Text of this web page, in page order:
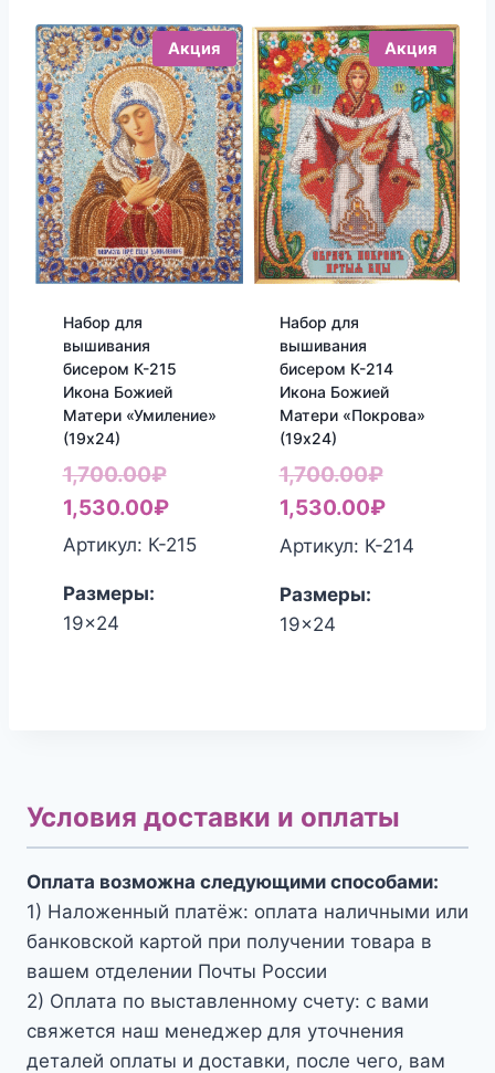
Акция
Набор для
вышивания
бисером К-215
Икона Божией
Матери «Умиление»
(19х24)
1,700.00₽Первоначальная
цена
составляла
1,530.00₽Текущая
цена:
Артикул: К-215
Размеры:
19x24
Акция
Набор для
вышивания
бисером К-214
Икона Божией
Матери «Покрова»
(19х24)
1,700.00₽
цена
1,530.00₽Текущая
цена:
Артикул: К-214
Размеры:
19x24
Условия доставки и оплаты
Оплата возможна следующими способами:
1) Наложенный платёж: оплата наличными или
банковской картой при получении товара в
вашем отделении Почты России
2) Оплата по выставленному счету: с вами
свяжется наш менеджер для уточнения
деталей оплаты и доставки, после чего, вам